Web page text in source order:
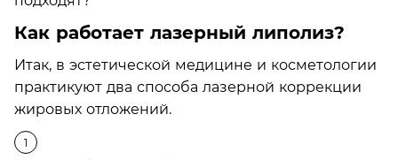
Как работает лазерный липолиз?
Итак, в эстетической медицине и косметологии
практикуют два способа лазерной коррекции
жировых отложений.